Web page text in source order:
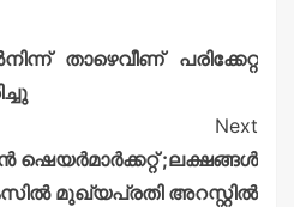
താഴെവീണ് പരിക്കേറ്റ
Next
;ലക്ഷങ്ങൾ
മുഖ്യപ്രതി അറസ്റ്റിൽ